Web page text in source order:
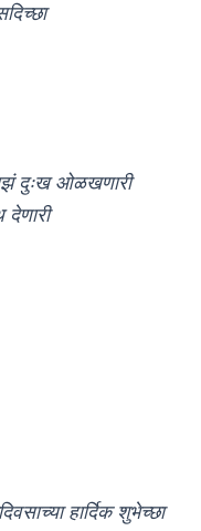
दुःख ओळखणारी
हार्दिक शुभेच्छा